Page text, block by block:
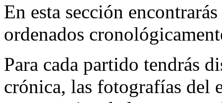
En esta sección
ordenados
Para cada partido tendrás
crónica, las fotografías del